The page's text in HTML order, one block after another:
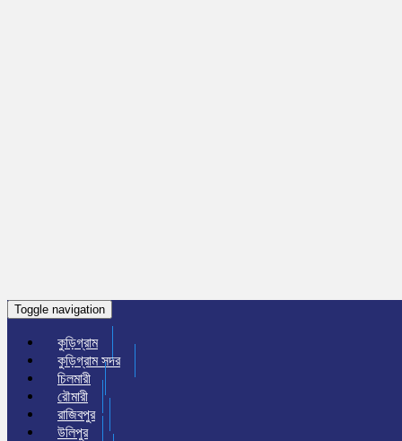
Toggle navigation
কুড়িগ্রাম
কুড়িগ্রাম সদর
চিলমারী
রৌমারী
রাজিবপুর
উলিপুর